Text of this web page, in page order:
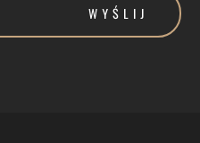
WYŚLIJ